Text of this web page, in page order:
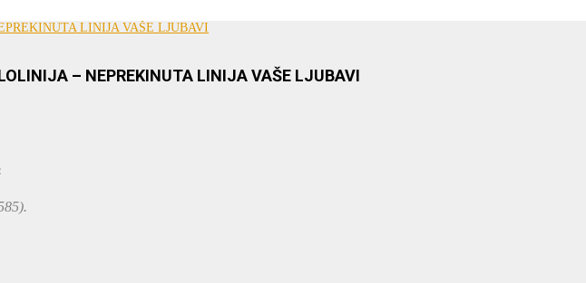
– NEPREKINUTA LINIJA VAŠE LJUBAVI